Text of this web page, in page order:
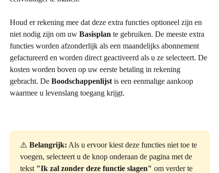
Houd er rekening mee dat deze extra functies optioneel zijn en
niet nodig zijn om uw Basisplan te gebruiken. De meeste extra
functies worden afzonderlijk als een maandelijks abonnement
gefactureerd en worden direct geactiveerd als u ze selecteert. De
kosten worden boven op uw eerste betaling in rekening
gebracht. De Boodschappenlijst is een eenmalige aankoop
waarmee u levenslang toegang krijgt.
⚠️ Belangrijk: Als u ervoor kiest deze functies niet toe te
voegen, selecteert u de knop onderaan de pagina met de
tekst "Ik zal zonder deze functie slagen" om verder te